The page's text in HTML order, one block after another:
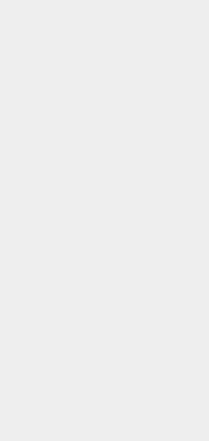
個習慣，或開始
成要素：提示、
計。